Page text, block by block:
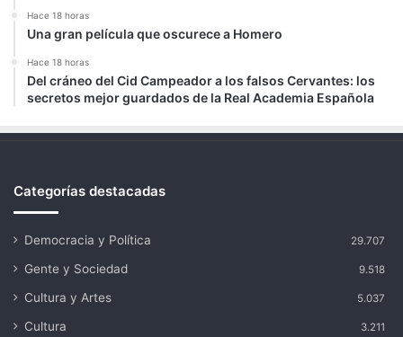
Hace 18 horas
Una gran película que oscurece a Homero
Hace 18 horas
Del cráneo del Cid Campeador a los falsos Cervantes: los
secretos mejor guardados de la Real Academia Española
Categorías destacadas
Democracia y Política 29.707
Gente y Sociedad 9.518
Cultura y Artes 5.037
Cultura 3.211